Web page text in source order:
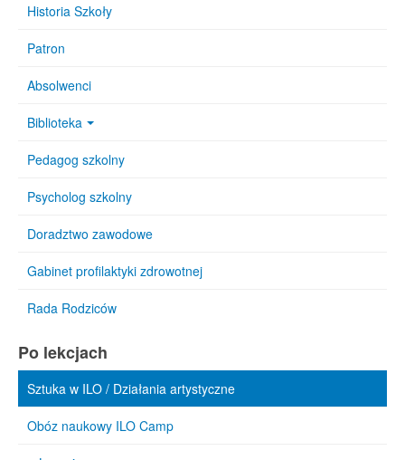
Historia Szkoły
Patron
Absolwenci
Biblioteka
Pedagog szkolny
Psycholog szkolny
Doradztwo zawodowe
Gabinet profilaktyki zdrowotnej
Rada Rodziców
Po lekcjach
Sztuka w ILO / Działania artystyczne
Obóz naukowy ILO Camp